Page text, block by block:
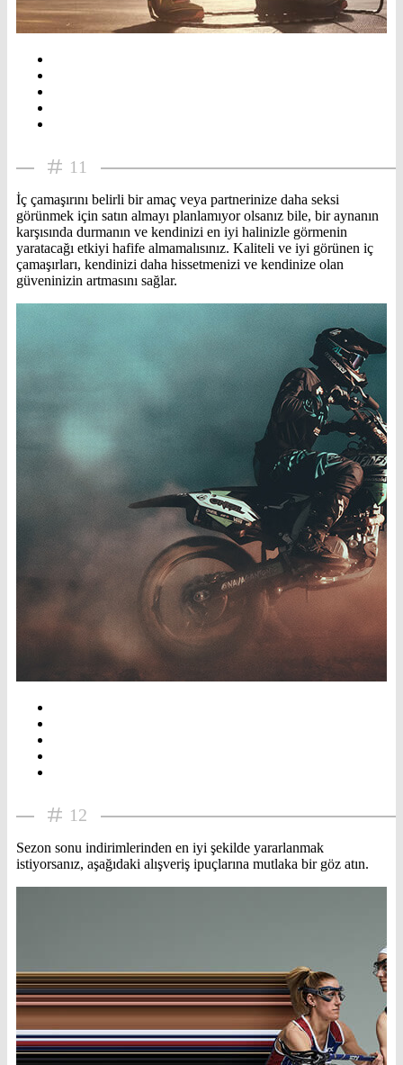
11
İç çamaşırını belirli bir amaç veya partnerinize daha seksi
görünmek için satın almayı planlamıyor olsanız bile, bir aynanın
karşısında durmanın ve kendinizi en iyi halinizle görmenin
yaratacağı etkiyi hafife almamalısınız. Kaliteli ve iyi görünen iç
çamaşırları, kendinizi daha hissetmenizi ve kendinize olan
güveninizin artmasını sağlar.
12
Sezon sonu indirimlerinden en iyi şekilde yararlanmak
istiyorsanız, aşağıdaki alışveriş ipuçlarına mutlaka bir göz atın.